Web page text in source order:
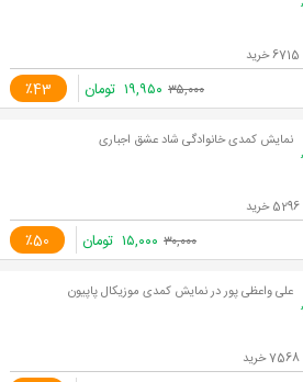
٪43 ۳۵,۰۰۰ ۱۹,۹۵۰ تومان
نمایش کمدی خانوادگی شاد عشق اجباری
٪50 ۳۰,۰۰۰ ۱۵,۰۰۰ تومان
علی واعظی پور در نمایش کمدی موزیکال پاپیون